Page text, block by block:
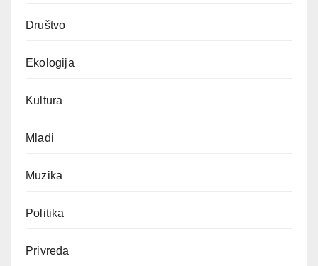
Društvo
Ekologija
Kultura
Mladi
Muzika
Politika
Privreda